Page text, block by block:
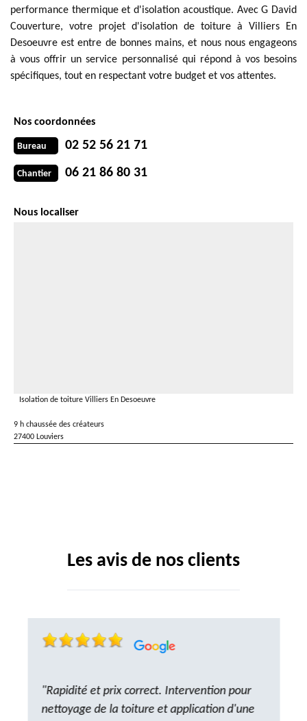
performance thermique et d'isolation acoustique. Avec G David
Couverture, votre projet d'isolation de toiture à Villiers En
Desoeuvre est entre de bonnes mains, et nous nous engageons
à vous offrir un service personnalisé qui répond à vos besoins
spécifiques, tout en respectant votre budget et vos attentes.
Nos coordonnées
Bureau 02 52 56 21 71
Chantier 06 21 86 80 31
Nous localiser
Isolation de toiture Villiers En Desoeuvre
9 h chaussée des créateurs
27400 Louviers
Les avis de nos clients
"Rapidité et prix correct. Intervention pour
nettoyage de la toiture et application d'une